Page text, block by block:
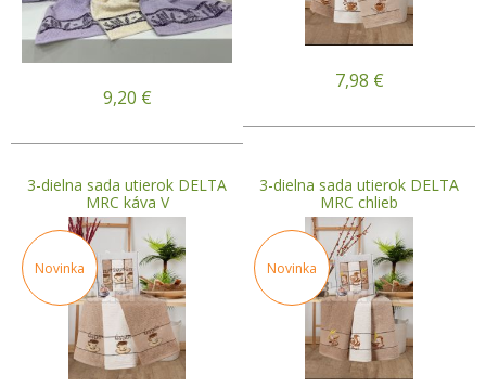
9,20 €
7,98 €
3-dielna sada utierok DELTA
MRC káva V
Novinka
3-dielna sada utierok DELTA
MRC chlieb
Novinka